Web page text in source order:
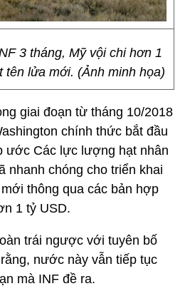
3 tháng, Mỹ vội chi hơn 1
tên lửa mới. (Ảnh minh họa)
giai đoạn từ tháng 10/2018
chính thức bắt đầu
ước Các lực lượng hạt nhân
nhanh chóng cho triển khai
thông qua các bản hợp
1 tỷ USD.
trái ngược với tuyên bố
nước này vẫn tiếp tục
mà INF đề ra.